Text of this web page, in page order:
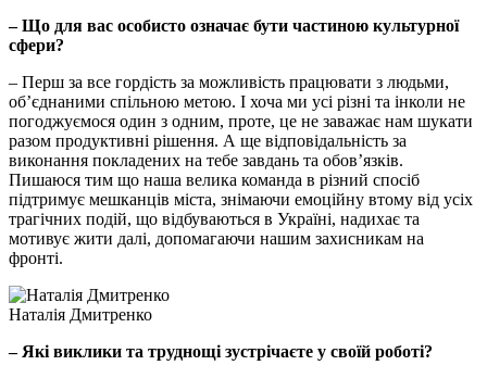
– Що для вас особисто означає бути частиною культурної
сфери?
– Перш за все гордість за можливість працювати з людьми,
об’єднаними спільною метою. І хоча ми усі різні та інколи не
погоджуємося один з одним, проте, це не заважає нам шукати
разом продуктивні рішення. А ще відповідальність за
виконання покладених на тебе завдань та обов’язків.
Пишаюся тим що наша велика команда в різний спосіб
підтримує мешканців міста, знімаючи емоційну втому від усіх
трагічних подій, що відбуваються в Україні, надихає та
мотивує жити далі, допомагаючи нашим захисникам на
фронті.
Наталія Дмитренко
– Які виклики та труднощі зустрічаєте у своїй роботі?